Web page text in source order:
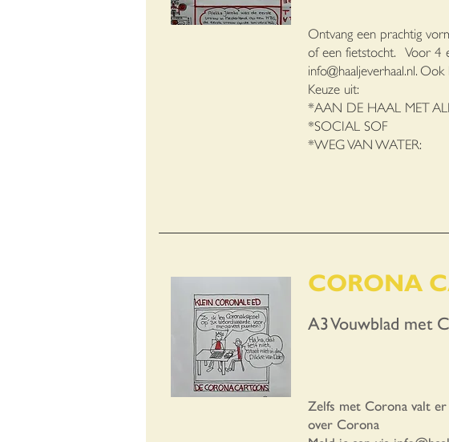
Ontvang een prachtig
of een fietstocht. Voor 4
info@haaljeverhaal.nl. Ook
Keuze uit:
*AAN DE HAAL MET
*SOCIAL SOF
*WEG VAN WATER:
CORONA
A3 Vouwblad met
Zelfs met Corona valt
over Corona